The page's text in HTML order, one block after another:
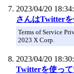
2023/04/20
さんはTwitter
Terms of Service
2023 X Corp.
2023/04/20
Twitterを使っ